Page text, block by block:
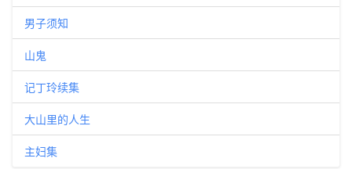
男子须知
山鬼
记丁玲续集
大山里的人生
主妇集